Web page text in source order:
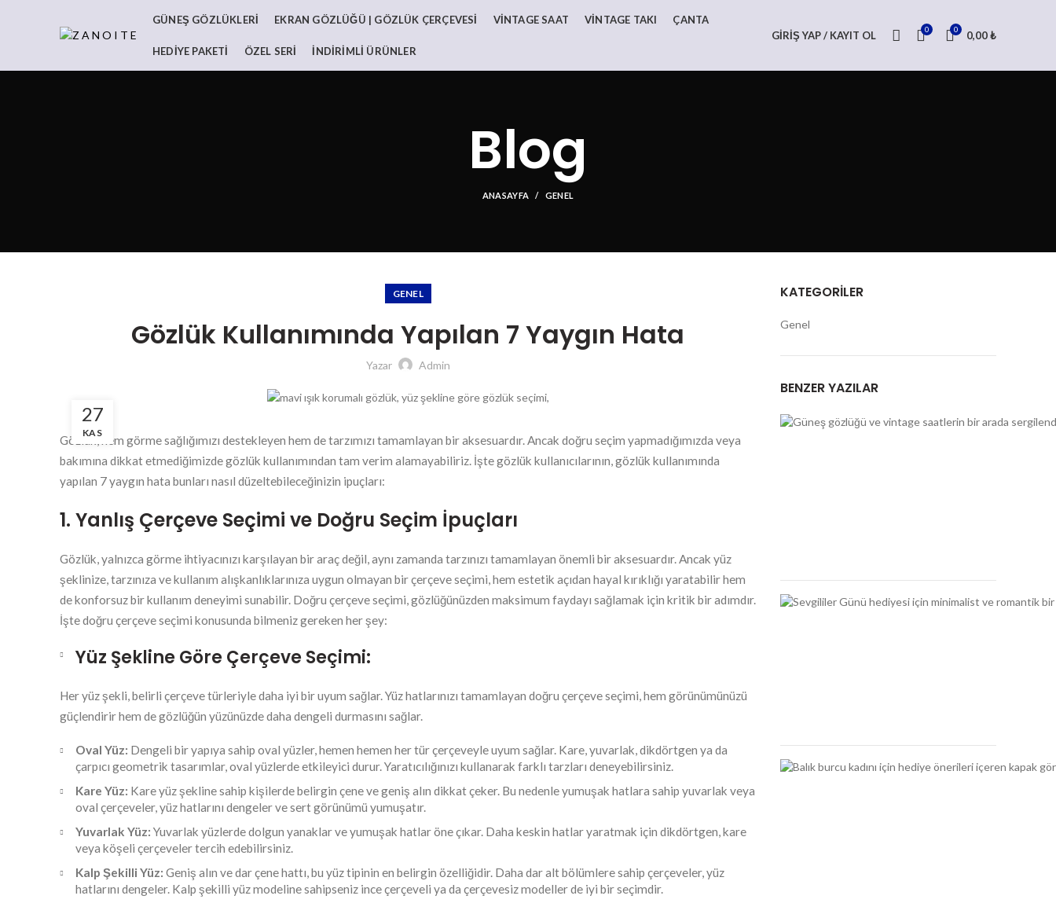
GÜNEŞ GÖZLÜKLERI EKRAN GÖZLÜĞÜ | GÖZLÜK ÇERÇEVESI VINTAGE SAAT VINTAGE TAKI ÇANTA
HEDIYE PAKETI ÖZEL SERI İNDIRIMLI ÜRÜNLER
GIRIŞ YAP / KAYIT OL 0 0 0,00₺
Blog
ANASAYFA GENEL
GENEL
Gözlük Kullanımında Yapılan 7 Yaygın Hata
Yazar Admin
27
KAS
Gözlük, hem görme sağlığımızı destekleyen hem de tarzımızı tamamlayan bir aksesuardır. Ancak doğru seçim yapmadığımızda veya
bakımına dikkat etmediğimizde gözlük kullanımından tam verim alamayabiliriz. İşte gözlük kullanıcılarının, gözlük kullanımında
yapılan 7 yaygın hata bunları nasıl düzeltebileceğinizin ipuçları:
1. Yanlış Çerçeve Seçimi ve Doğru Seçim İpuçları
Gözlük, yalnızca görme ihtiyacınızı karşılayan bir araç değil, aynı zamanda tarzınızı tamamlayan önemli bir aksesuardır. Ancak yüz
şeklinize, tarzınıza ve kullanım alışkanlıklarınıza uygun olmayan bir çerçeve seçimi, hem estetik açıdan hayal kırıklığı yaratabilir hem
de konforsuz bir kullanım deneyimi sunabilir. Doğru çerçeve seçimi, gözlüğünüzden maksimum faydayı sağlamak için kritik bir adımdır.
İşte doğru çerçeve seçimi konusunda bilmeniz gereken her şey:
Yüz Şekline Göre Çerçeve Seçimi:
Her yüz şekli, belirli çerçeve türleriyle daha iyi bir uyum sağlar. Yüz hatlarınızı tamamlayan doğru çerçeve seçimi, hem görünümünüzü
güçlendirir hem de gözlüğün yüzünüzde daha dengeli durmasını sağlar.
Oval Yüz: Dengeli bir yapıya sahip oval yüzler, hemen hemen her tür çerçeveyle uyum sağlar. Kare, yuvarlak, dikdörtgen ya da
çarpıcı geometrik tasarımlar, oval yüzlerde etkileyici durur. Yaratıcılığınızı kullanarak farklı tarzları deneyebilirsiniz.
Kare Yüz: Kare yüz şekline sahip kişilerde belirgin çene ve geniş alın dikkat çeker. Bu nedenle yumuşak hatlara sahip yuvarlak veya
oval çerçeveler, yüz hatlarını dengeler ve sert görünümü yumuşatır.
Yuvarlak Yüz: Yuvarlak yüzlerde dolgun yanaklar ve yumuşak hatlar öne çıkar. Daha keskin hatlar yaratmak için dikdörtgen, kare
veya köşeli çerçeveler tercih edebilirsiniz.
Kalp Şekilli Yüz: Geniş alın ve dar çene hattı, bu yüz tipinin en belirgin özelliğidir. Daha dar alt bölümlere sahip çerçeveler, yüz
hatlarını dengeler. Kalp şekilli yüz modeline sahipseniz ince çerçeveli ya da çerçevesiz modeller de iyi bir seçimdir.
KATEGORILER
Genel
BENZER YAZILAR